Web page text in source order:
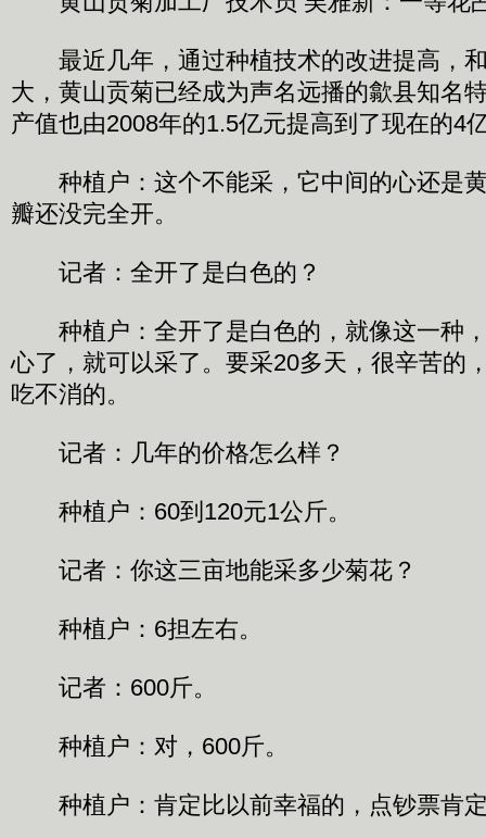
最近几年，通过种植技术的改进提高，
大，黄山贡菊已经成为声名远播的歙县知名
产值也由2008年的1.5亿元提高到了现在的4
种植户：这个不能采，它中间的心还是
瓣还没完全开。
记者：全开了是白色的？
种植户：全开了是白色的，就像这一种
心了，就可以采了。要采20多天，很辛苦的
吃不消的。
记者：几年的价格怎么样？
种植户：60到120元1公斤。
记者：你这三亩地能采多少菊花？
种植户：6担左右。
记者：600斤。
种植户：对，600斤。
种植户：肯定比以前幸福的，点钞票肯